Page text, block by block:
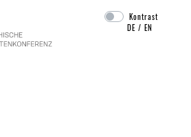
Navigation überspringen
Kontrast
DE /EN